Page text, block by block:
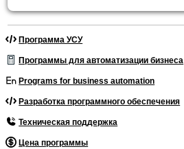
Программа УСУ
Программы для автоматизации бизнеса
Programs for business automation
Разработка программного обеспечения
Техническая поддержка
Цена программы